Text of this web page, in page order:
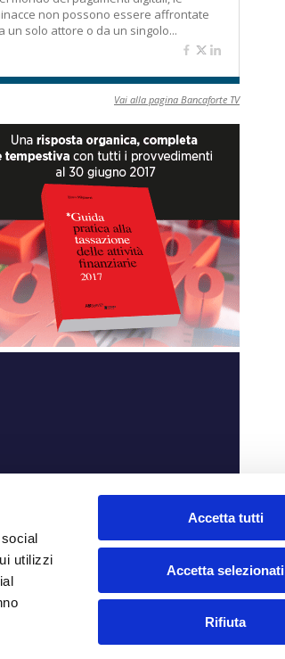
utilizzi
Accetta tutti
Accetta selezionati
Rifiuta
non possono essere affrontate
un solo attore o da un singolo...
Vai alla pagina Bancaforte TV